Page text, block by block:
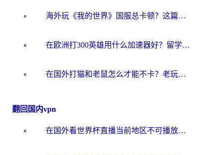
海外玩《我的世界》国服总卡顿？这篇我的世界游戏加速器指南帮你解决所有问题
在欧洲打300英雄用什么加速器好？留学生亲测有效的解决方案来了
在国外打猫和老鼠怎么才能不卡？老玩家亲测的终极加速指南
翻回国内vpn
在国外看世界杯直播当前地区不可播放？海外党必看的回国加速全攻略